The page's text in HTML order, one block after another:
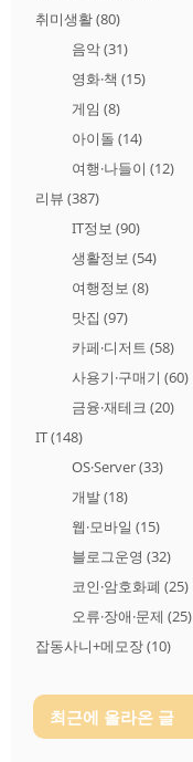
취미생활(80)
음악(31)
영화·책 (15)
게임 (8)
아이돌 (14)
여행·나들이 (12)
리뷰 (387)
IT정보 (90)
생활정보 (54)
여행정보 (8)
맛집 (97)
카페·디저트 (58)
사용기·구매기 (60)
금융·재테크 (20)
IT(148)
OS·Server(33)
개발(18)
웹·모바일 (15)
블로그운영 (32)
코인·암호화폐 (25)
오류·장애·문제 (25)
잡동사니+메모장(10)
최근에 올라온 글